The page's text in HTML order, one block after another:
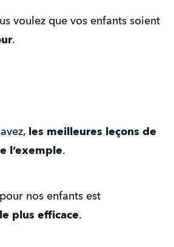
.
les meilleures leçons de
l’exemple.
plus efficace.